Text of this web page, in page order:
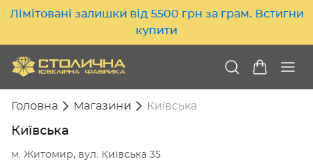
Лімітовані залишки від 5500 грн за грам. Встигни
купити
Головна Магазини Київська
Київська
м. Житомир, вул. Київська 35